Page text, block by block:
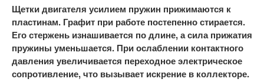
Щетки двигателя усилием пружин прижимаются к
пластинам. Графит при работе постепенно стирается.
Его стержень изнашивается по длине, а сила прижатия
пружины уменьшается. При ослаблении контактного
давления увеличивается переходное электрическое
сопротивление, что вызывает искрение в коллекторе.